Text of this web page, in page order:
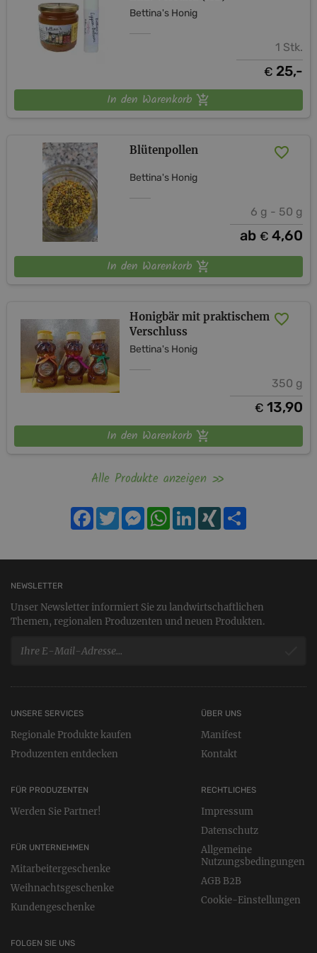
Bettina's Honig
1 Stk.
€ 25,-
In den Warenkorb
Blütenpollen
Bettina's Honig
6 g - 50 g
ab € 4,60
In den Warenkorb
Honigbär mit praktischem
Verschluss
Bettina's Honig
350 g
€ 13,90
In den Warenkorb
Alle Produkte anzeigen
Facebook
TwitterMessengerWhatsApp
LinkedIn
XING
NEWSLETTER
Unser Newsletter informiert Sie zu landwirtschaftlichen
Themen, regionalen Produzenten und neuen Produkten.
UNSERE SERVICES
Regionale Produkte kaufen
Produzenten entdecken
FÜR PRODUZENTEN
Werden Sie Partner!
FÜR UNTERNEHMEN
Mitarbeitergeschenke
Weihnachtsgeschenke
Kundengeschenke
RECHTLICHES
Impressum
Datenschutz
Allgemeine
Nutzungsbedingungen
AGB B2B
Cookie-Einstellungen
ÜBER UNS
Manifest
Kontakt
FOLGEN SIE UNS